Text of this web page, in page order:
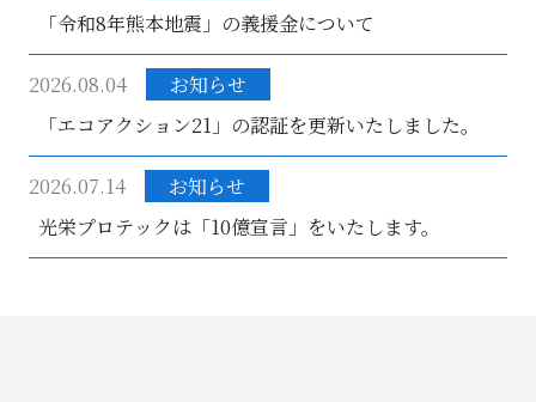
「令和8年熊本地震」の義援金について
2026.08.04
お知らせ
「エコアクション21」の認証を更新いたしました。
2026.07.14
お知らせ
光栄プロテックは「10億宣言」をいたします。